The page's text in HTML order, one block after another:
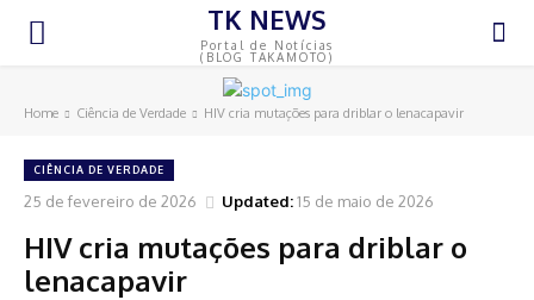
TK NEWS
Portal de Notícias
(BLOG TAKAMOTO)
Home Ciência de Verdade HIV cria mutações para driblar o lenacapavir
CIÊNCIA DE VERDADE
25 de fevereiro de 2026 Updated:15 de maio de 2026
HIV cria mutações para driblar o
lenacapavir